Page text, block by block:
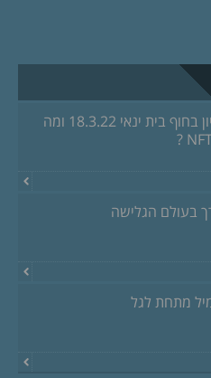
ארוע ניקיון בחוף בית ינאי 18.3.22 ומה
בעולם הגלישה